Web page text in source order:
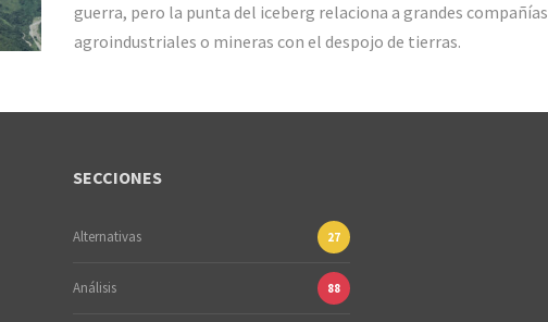
guerra, pero la punta del iceberg relaciona a grandes compañías
agroindustriales o mineras con el despojo de tierras.
SECCIONES
Alternativas 27
Análisis 88